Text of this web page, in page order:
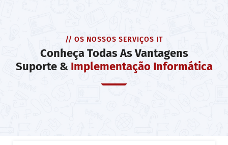
// OS NOSSOS SERVIÇOS IT
Conheça Todas As Vantagens
Suporte & Implementação Informática